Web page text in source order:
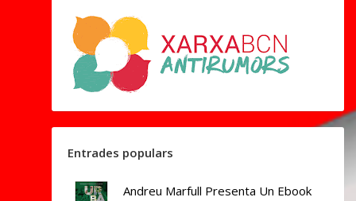
Entrades populars
Andreu Marfull Presenta Un Ebook